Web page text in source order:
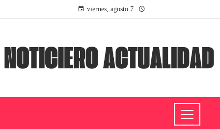
viernes, agosto 7